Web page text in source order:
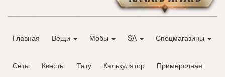
Главная Вещи Мобы SA Спецмагазины
Сеты Квесты Тату Калькулятор Примерочная